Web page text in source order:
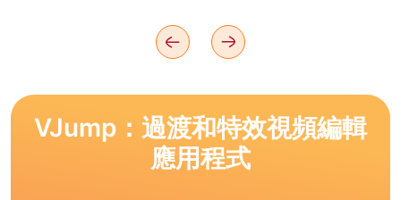
VJump：過渡和特效視頻編輯
應用程式